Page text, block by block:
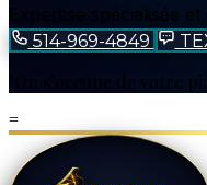
Expertise spécialisée
514-969-4849
"On s’occupe de votre
=